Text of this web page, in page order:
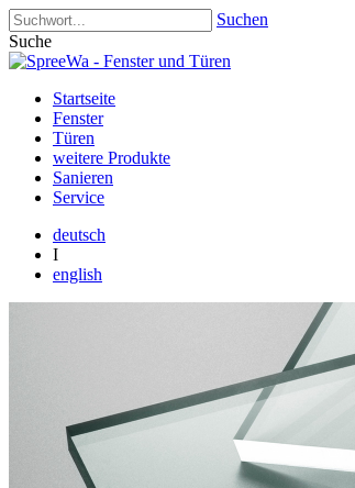
Suchen
Suche
Startseite
Fenster
Türen
weitere Produkte
Sanieren
Service
deutsch
I
english